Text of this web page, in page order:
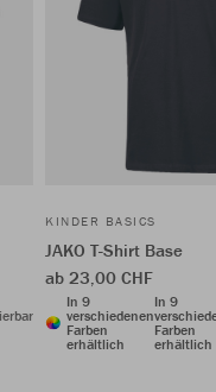
KINDER BASICS
JAKO T-Shirt Base
ab 23,00 CHF
In 9
verschiedenen
Farben
erhältlich
In 9
Farben
erhältlich